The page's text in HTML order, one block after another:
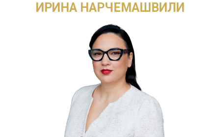
ИРИНА НАРЧЕМАШВИЛИ